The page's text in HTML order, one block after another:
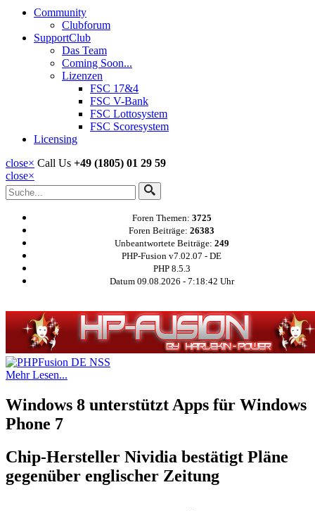
Community
Clubforum
SupportClub
Das Team
Coming Soon...
Lizenzen
FSC 17&4
FSC V-Bank
FSC Lottosystem
FSC Scoresystem
Licensing
close× Call Us +49 (1805) 01 29 59
close×
Foren Themen: 3725
Foren Beiträge: 26383
Unbeantwortete Beiträge: 249
PHP-Fusion v7.02.07 - DE
PHP 8.5.3
Datum 09.08.2026 - 7:18:42 Uhr
Mehr Lesen...
Windows 8 unterstützt Apps für Windows
Phone 7
Chip-Hersteller Nividia bestätigt Pläne
gegenüber englischer Zeitung